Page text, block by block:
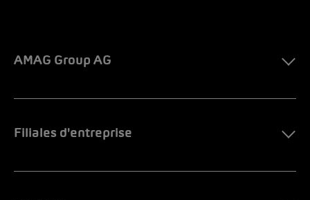
AMAG Group AG
Filiales d'entreprise